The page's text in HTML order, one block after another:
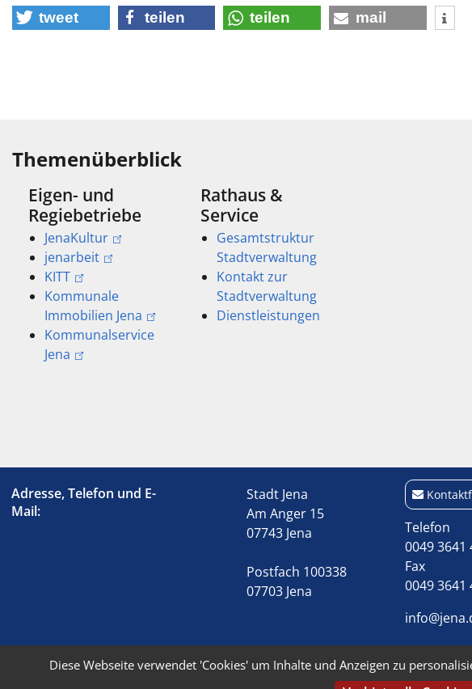
tweet teilen teilen mail
Themenüberblick
Eigen- und
Regiebetriebe
JenaKultur
jenarbeit
KITT
Kommunale
Immobilien Jena
Kommunalservice
Jena
Rathaus &
Service
Gesamtstruktur
Stadtverwaltung
Kontakt zur
Stadtverwaltung
Dienstleistungen
Adresse, Telefon und E-
Mail:
Stadt Jena
Am Anger 15
07743 Jena
Postfach 100338
07703 Jena
Telefon
0049 3641
Fax
0049 3641
Diese Webseite verwendet 'Cookies' um Inhalte und Anzeigen zu